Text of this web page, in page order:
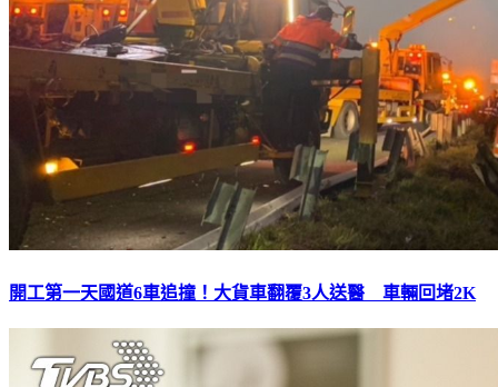
開工第一天國道6車追撞！大貨車翻覆3人送醫 車輛回堵2K